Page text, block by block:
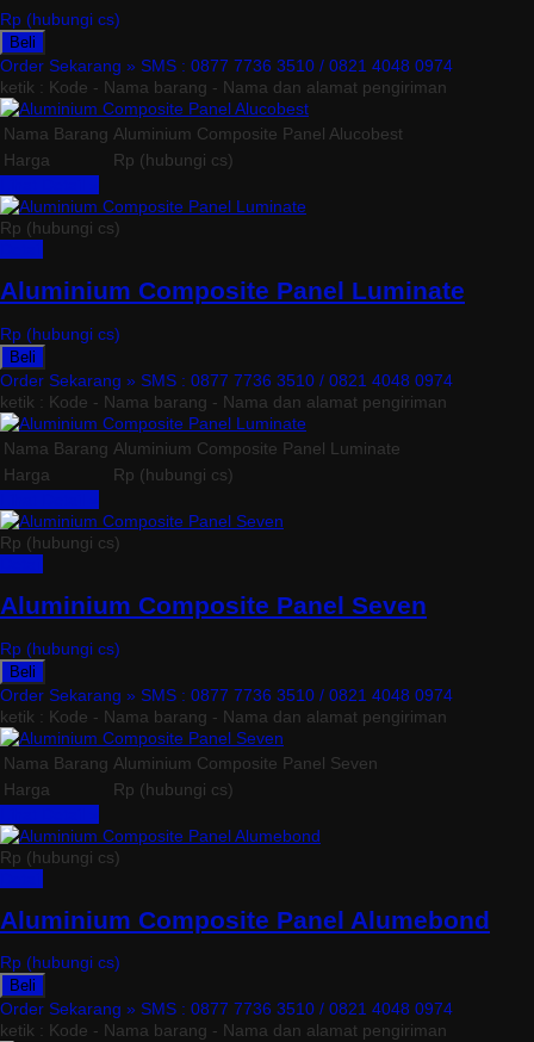
Rp (hubungi cs)
Beli
Order Sekarang » SMS : 0877 7736 3510 / 0821 4048 0974
ketik : Kode - Nama barang - Nama dan alamat pengiriman
Nama Barang Aluminium Composite Panel Alucobest
Harga
Rp (hubungi cs)
Rp (hubungi cs)
Aluminium Composite Panel Luminate
Rp (hubungi cs)
Beli
Order Sekarang » SMS : 0877 7736 3510 / 0821 4048 0974
ketik : Kode - Nama barang - Nama dan alamat pengiriman
Nama Barang Aluminium Composite Panel Luminate
Harga
Rp (hubungi cs)
Rp (hubungi cs)
Aluminium Composite Panel Seven
Rp (hubungi cs)
Beli
Order Sekarang » SMS : 0877 7736 3510 / 0821 4048 0974
ketik : Kode - Nama barang - Nama dan alamat pengiriman
Nama Barang Aluminium Composite Panel Seven
Harga
Rp (hubungi cs)
Rp (hubungi cs)
Aluminium Composite Panel Alumebond
Rp (hubungi cs)
Beli
Order Sekarang » SMS : 0877 7736 3510 / 0821 4048 0974
ketik : Kode - Nama barang - Nama dan alamat pengiriman